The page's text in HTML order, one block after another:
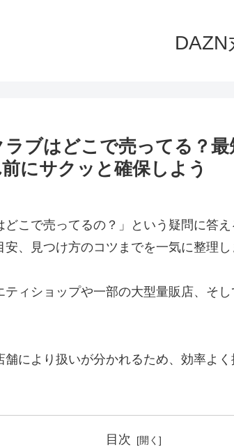
ブはどこで売ってる？
にサクッと確保しよう
どこで売ってるの？」という疑問に答
、見つけ方のコツまでを一気に整理し
ティショップや一部の大型量販店、そ
により扱いが分かれるため、効率よ
目次